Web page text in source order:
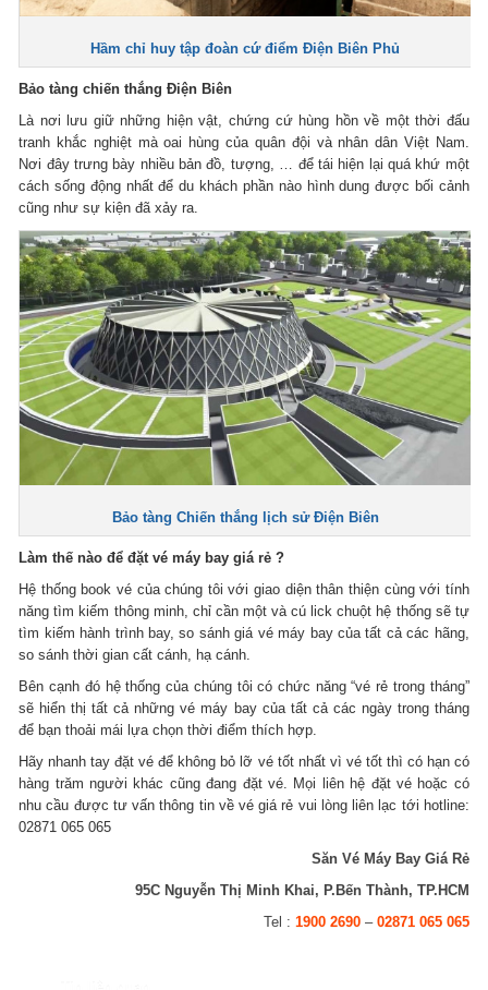
Hầm chỉ huy tập đoàn cứ điểm Điện Biên Phủ
Bảo tàng chiến thắng Điện Biên
Là nơi lưu giữ những hiện vật, chứng cứ hùng hồn về một thời đấu
tranh khắc nghiệt mà oai hùng của quân đội và nhân dân Việt Nam.
Nơi đây trưng bày nhiều bản đồ, tượng, … để tái hiện lại quá khứ một
cách sống động nhất để du khách phần nào hình dung được bối cảnh
cũng như sự kiện đã xảy ra.
Bảo tàng Chiến thắng lịch sử Điện Biên
Làm thế nào để đặt vé máy bay giá rẻ ?
Hệ thống book vé của chúng tôi với giao diện thân thiện cùng với tính
năng tìm kiếm thông minh, chỉ cần một và cú lick chuột hệ thống sẽ tự
tìm kiếm hành trình bay, so sánh giá vé máy bay của tất cả các hãng,
so sánh thời gian cất cánh, hạ cánh.
Bên cạnh đó hệ thống của chúng tôi có chức năng “vé rẻ trong tháng”
sẽ hiển thị tất cả những vé máy bay của tất cả các ngày trong tháng
để bạn thoải mái lựa chọn thời điểm thích hợp.
Hãy nhanh tay đặt vé để không bỏ lỡ vé tốt nhất vì vé tốt thì có hạn có
hàng trăm người khác cũng đang đặt vé. Mọi liên hệ đặt vé hoặc có
nhu cầu được tư vấn thông tin về vé giá rẻ vui lòng liên lạc tới hotline:
02871 065 065
Săn Vé Máy Bay Giá Rẻ
95C Nguyễn Thị Minh Khai, P.Bến Thành, TP.HCM
Tel : 1900 2690– 02871 065 065